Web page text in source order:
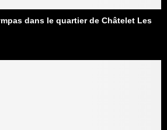
dans le quartier de Châtelet Les